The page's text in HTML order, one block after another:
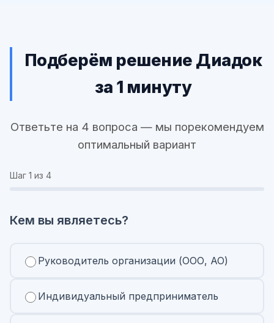
Подберём решение Диадок
за 1 минуту
Ответьте на 4 вопроса — мы порекомендуем
оптимальный вариант
Шаг 1 из 4
Кем вы являетесь?
Руководитель организации (ООО, АО)
Индивидуальный предприниматель